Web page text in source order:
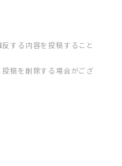
する内容を投稿すること
稿を削除する場合がござ